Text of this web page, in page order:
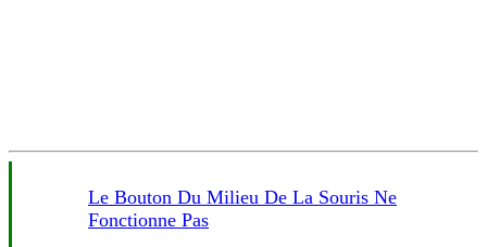
Le Bouton Du Milieu De La Souris Ne
Fonctionne Pas